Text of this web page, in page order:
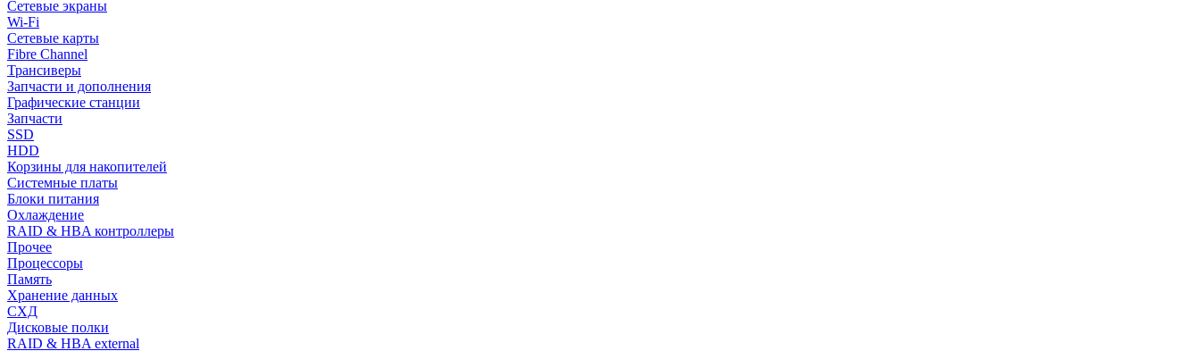
Сетевые экраны
Wi-Fi
Сетевые карты
Fibre Channel
Трансиверы
Запчасти и дополнения
Графические станции
Запчасти
SSD
HDD
Корзины для накопителей
Системные платы
Блоки питания
Охлаждение
RAID & HBA контроллеры
Прочее
Процессоры
Память
Хранение данных
СХД
Дисковые полки
RAID & HBA external